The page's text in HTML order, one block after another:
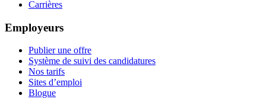
Carrières
Employeurs
Publier une offre
Système de suivi des candidatures
Nos tarifs
Sites d’emploi
Blogue